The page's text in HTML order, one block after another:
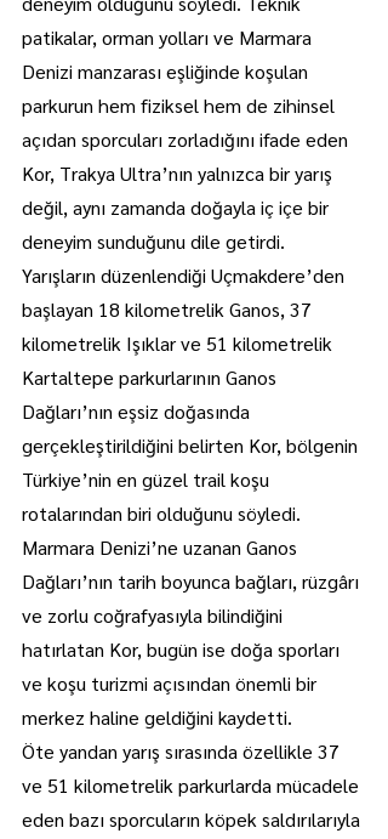
patikalar, orman yolları ve Marmara
Denizi manzarası eşliğinde koşulan
parkurun hem fiziksel hem de zihinsel
açıdan sporcuları zorladığını ifade eden
Kor, Trakya Ultra’nın yalnızca bir yarış
değil, aynı zamanda doğayla iç içe bir
deneyim sunduğunu dile getirdi.
Yarışların düzenlendiği Uçmakdere’den
başlayan 18 kilometrelik Ganos, 37
kilometrelik Işıklar ve 51 kilometrelik
Kartaltepe parkurlarının Ganos
Dağları’nın eşsiz doğasında
gerçekleştirildiğini belirten Kor, bölgenin
Türkiye’nin en güzel trail koşu
rotalarından biri olduğunu söyledi.
Marmara Denizi’ne uzanan Ganos
Dağları’nın tarih boyunca bağları, rüzgârı
ve zorlu coğrafyasıyla bilindiğini
hatırlatan Kor, bugün ise doğa sporları
ve koşu turizmi açısından önemli bir
merkez haline geldiğini kaydetti.
Öte yandan yarış sırasında özellikle 37
ve 51 kilometrelik parkurlarda mücadele
eden bazı sporcuların köpek saldırılarıyla